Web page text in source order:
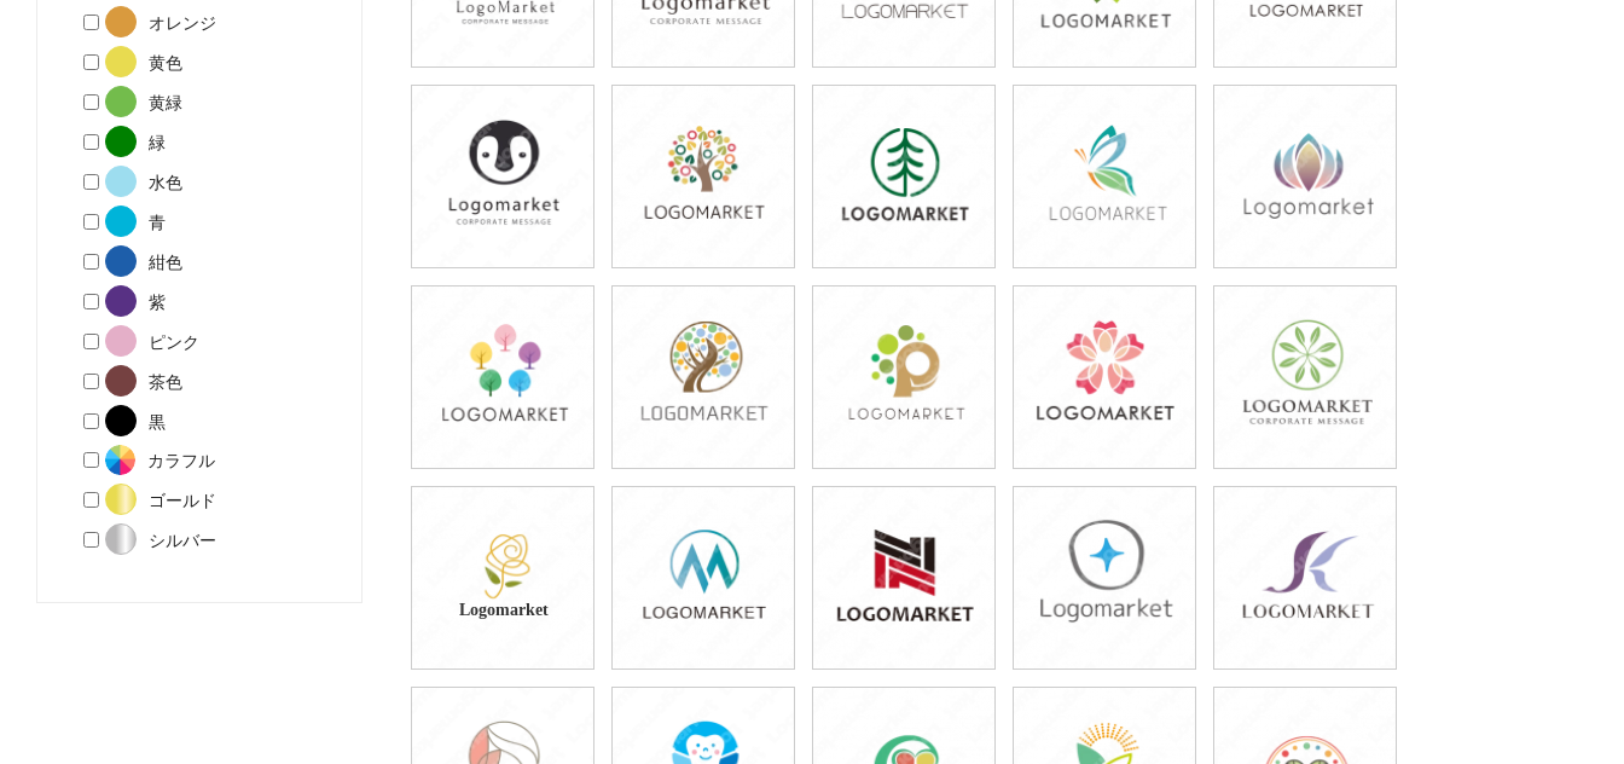
オレンジ
黄色
黄緑
緑
水色
青
紺色
紫
ピンク
茶色
黒
カラフル
ゴールド
シルバー
79,800円
(税込87,780円)
49,800円
(税込54,780円)
49,800円
(税込54,780円)
59,800円
(税込65,780円)
49,800円
(税込54,780円)
79,800円
(税込87,780円)
49,800円
(税込54,780円)
49,800円
(税込54,780円)
49,800円
(税込54,780円)
79,800円
(税込87,780円)
59,800円
(税込65,780円)
49,800円
(税込54,780円)
49,800円
(税込54,780円)
49,800円
(税込54,780円)
49,800円
(税込54,780円)
Logomarket
49,800円
(税込54,780円)
49,800円
(税込54,780円)
49,800円
(税込54,780円)
79,800円
(税込87,780円)
79,800円
(税込87,780円)